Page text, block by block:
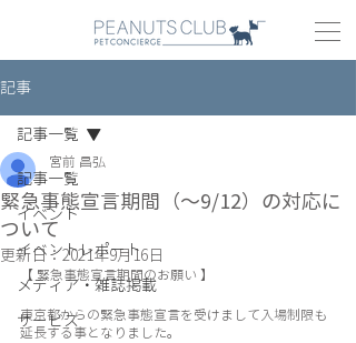
記事
記事一覧
イベント
イベントレポート
メディア・雑誌掲載
サービス
記事一覧
緊急事態宣言期間（〜9/12）の対応に
ついて
宮前 昌弘
更新日：2021年9月16日
【 緊急事態宣言期間のお願い 】
東京都からの緊急事態宣言を受けまして入場制限も
延長する事となりました。